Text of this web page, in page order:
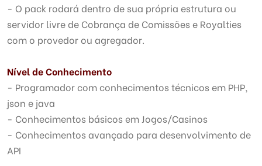
- O pack rodará dentro de sua própria estrutura ou
servidor livre de Cobrança de Comissões e Royalties
com o provedor ou agregador.
Nível de Conhecimento
- Programador com conhecimentos técnicos em PHP,
json e java
- Conhecimentos básicos em Jogos/Casinos
- Conhecimentos avançado para desenvolvimento de
API